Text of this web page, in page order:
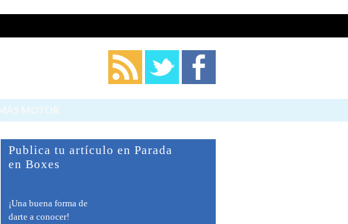
Publica tu artículo en Parada
en Boxes
¡Una buena forma de
darte a conocer!